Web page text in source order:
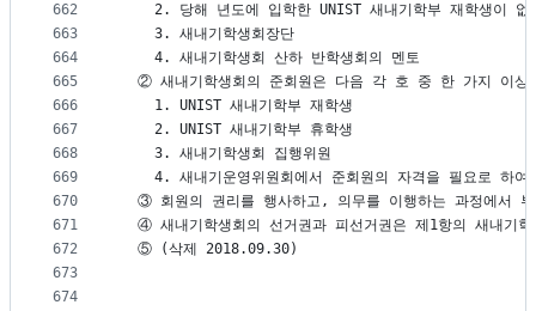
662
663
664
665
666
667
668
669
670
671
672
673
674
2. 당해 년도에 입학한 UNIST 새내기학부 재학생이
    3. 새내기학생회장단
    4. 새내기학생회 산하 반학생회의 멘토
② 새내기학생회의 준회원은 다음 각 호 중 한 가지 이상
    1. UNIST 새내기학부 재학생
    2. UNIST 새내기학부 휴학생
    3. 새내기학생회 집행위원
4. 새내기운영위원회에서 준회원의 자격을 필요로 하여
③ 회원의 권리를 행사하고, 의무를 이행하는 과정에서
④ 새내기학생회의 선거권과 피선거권은 제1항의 새내기
  ⑤ (삭제 2018.09.30)